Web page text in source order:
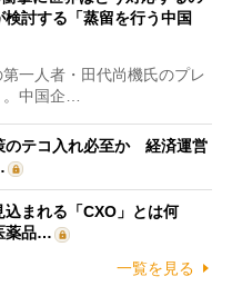
討する「蒸留を行う中国
一人者・田代尚機氏のプレ
。中国企…
のテコ入れ必至か 経済運営
まれる「CXO」とは何
薬品…
一覧を見る